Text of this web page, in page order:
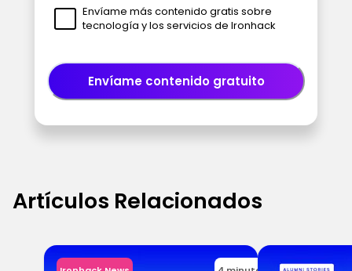
Envíame más contenido gratis sobre
tecnología y los servicios de Ironhack
Envíame contenido gratuito
Artículos Relacionados